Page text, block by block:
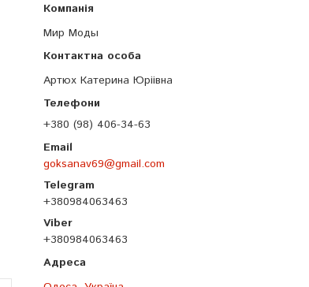
Мир Моды
Артюх Катерина Юріівна
+380 (98) 406-34-63
goksanav69@gmail.com
+380984063463
+380984063463